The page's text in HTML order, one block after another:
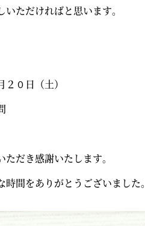
いただければと思います。
２０日（土）
だき感謝いたします。
時間をありがとうございました。